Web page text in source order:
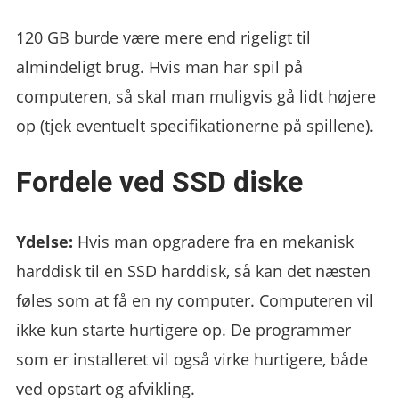
120 GB burde være mere end rigeligt til
almindeligt brug. Hvis man har spil på
computeren, så skal man muligvis gå lidt højere
op (tjek eventuelt specifikationerne på spillene).
Fordele ved SSD diske
Ydelse: Hvis man opgradere fra en mekanisk
harddisk til en SSD harddisk, så kan det næsten
føles som at få en ny computer. Computeren vil
ikke kun starte hurtigere op. De programmer
som er installeret vil også virke hurtigere, både
ved opstart og afvikling.